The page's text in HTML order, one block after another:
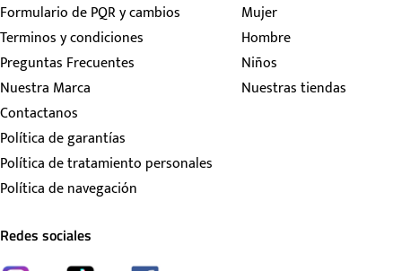
Formulario de PQR y cambios
Terminos y condiciones
Preguntas Frecuentes
Nuestra Marca
Contactanos
Política de garantías
Política de tratamiento personales
Política de navegación
Mujer
Hombre
Niños
Nuestras tiendas
Redes sociales